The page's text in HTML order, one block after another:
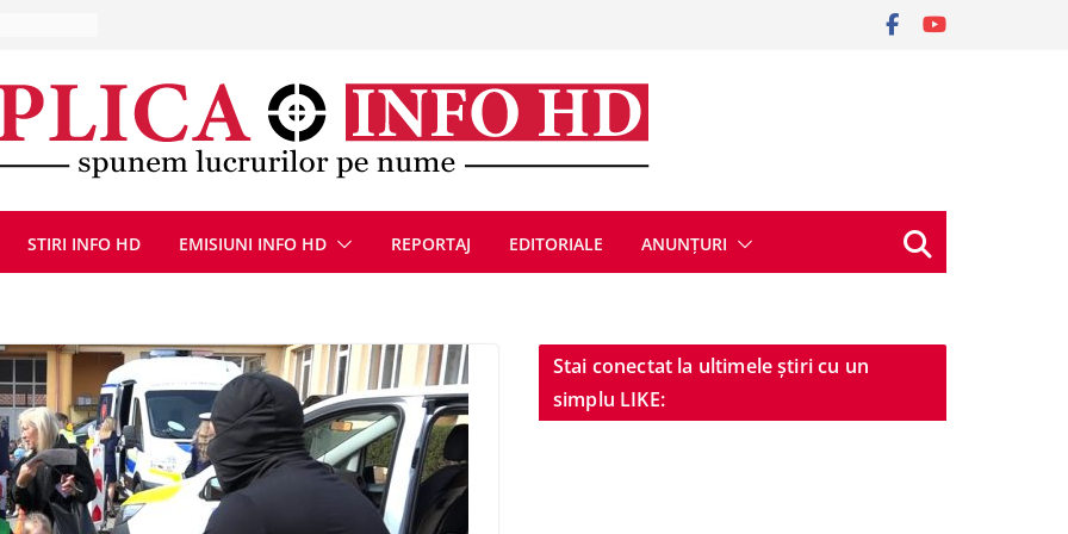
9 august
după
se
STIRI INFO HD EMISIUNI INFO HD REPORTAJ EDITORIALE ANUNȚURI
Stai conectat la ultimele știri cu un
simplu LIKE: